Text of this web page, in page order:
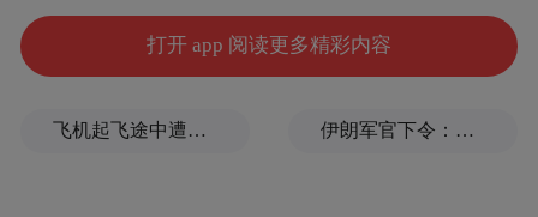
民兄弟能得到更大的市场回报。
打开 app 阅读更多精彩内容
飞机起飞途中遭雷击！航班滞留3小时临时换机 伊朗军官下令：如果美军踏上我国领土，就砍掉他们脚！